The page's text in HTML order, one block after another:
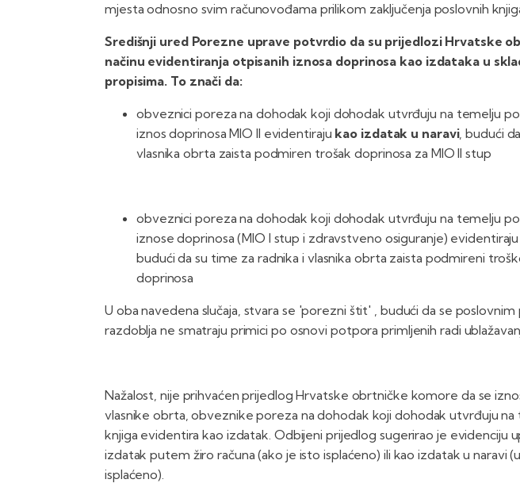
mjesta odnosno svim računovođama prilikom zaključenja poslovnih
Središnji ured Porezne uprave potvrdio da su prijedlozi Hrvatske
načinu evidentiranja otpisanih iznosa doprinosa kao izdataka u
propisima. To znači da:
obveznici poreza na dohodak koji dohodak utvrđuju na temelju
iznos doprinosa MIO II evidentiraju kao izdatak u naravi, budući
vlasnika obrta zaista podmiren trošak doprinosa za MIO II stup
obveznici poreza na dohodak koji dohodak utvrđuju na temelju
iznose doprinosa (MIO I stup i zdravstveno osiguranje) evidentiraju
budući da su time za radnika i vlasnika obrta zaista podmireni
doprinosa
U oba navedena slučaja, stvara se 'porezni štit' , budući da se
razdoblja ne smatraju primici po osnovi potpora primljenih radi
Nažalost, nije prihvaćen prijedlog Hrvatske obrtničke komore da se
vlasnike obrta, obveznike poreza na dohodak koji dohodak utvrđuju na
knjiga evidentira kao izdatak. Odbijeni prijedlog sugerirao je evidenciju
izdatak putem žiro računa (ako je isto isplaćeno) ili kao izdatak u naravi
isplaćeno).